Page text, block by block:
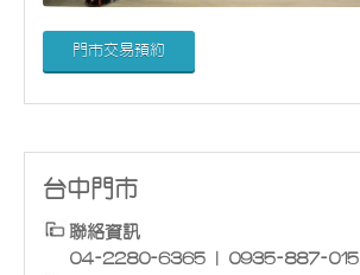
門市交易預約
台中門市
聯絡資訊
04-2280-6365 | 0935-887-015